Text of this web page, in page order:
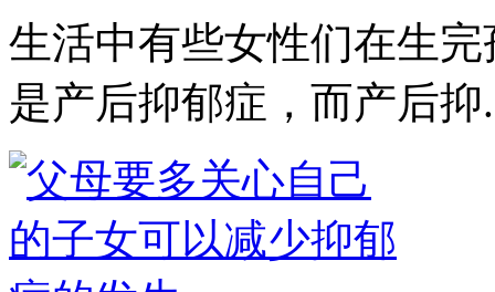
生活中有些女性们在生
是产后抑郁症，而产后